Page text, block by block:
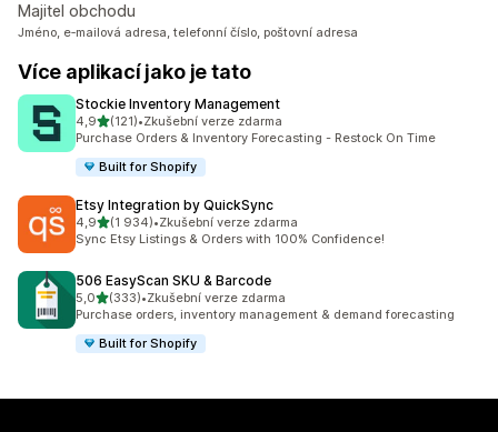
Majitel obchodu
Jméno, e‑mailová adresa, telefonní číslo, poštovní adresa
Více aplikací jako je tato
Stockie Inventory Management
4,9z 5 hvězd
(121)
Celkový počet recenzí: 121
•Zkušební verze zdarma
Purchase Orders & Inventory Forecasting - Restock On Time
Built for Shopify
Etsy Integration by QuickSync
4,9z 5 hvězd
(1 934)
Celkový počet recenzí: 1934
•Zkušební verze zdarma
Sync Etsy Listings & Orders with 100% Confidence!
506 EasyScan SKU & Barcode
5,0z 5 hvězd
(333)
Celkový počet recenzí: 333
•Zkušební verze zdarma
Purchase orders, inventory management & demand forecasting
Built for Shopify